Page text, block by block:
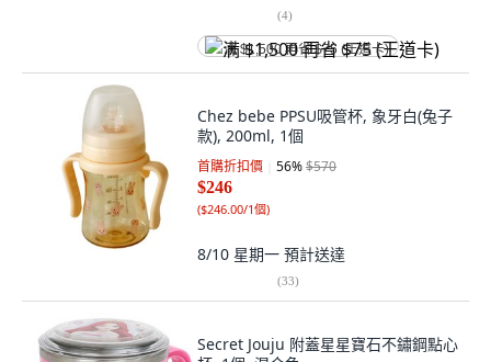
(4)
满 $1,500 再省 $75 (王道卡)
Chez bebe PPSU吸管杯, 象牙白(兔子
款), 200ml, 1個
首購折扣價 56%$570
$246
($246.00/1個)
8/10 星期一 預計送達
(33)
Secret Jouju 附蓋星星寶石不鏽鋼點心